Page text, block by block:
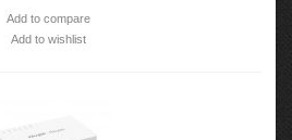
Add to compare
Add to wishlist